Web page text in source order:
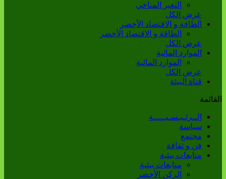
التغير المناخي
عرض الكل
الطاقة و الاقتصاد الأخضر
الطاقة و الاقتصاد الأخضر
عرض الكل
الموارد المائية
الموارد المائية
عرض الكل
قناة البيئة
القائمة
الــرئـيـسـيـــــة
سياسة
مجتمع
فن و ثقافة
متابعات بيئية
متابعات بيئية
الركن الأخضر